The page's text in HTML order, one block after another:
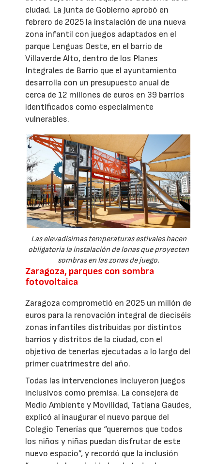
ciudad. La Junta de Gobierno aprobó en
febrero de 2025 la instalación de una nueva
zona infantil con juegos adaptados en el
parque Lenguas Oeste, en el barrio de
Villaverde Alto, dentro de los Planes
Integrales de Barrio que el ayuntamiento
desarrolla con un presupuesto anual de
cerca de 12 millones de euros en 39 barrios
identificados como especialmente
vulnerables.
Las elevadísimas temperaturas estivales hacen
obligatoria la instalación de lonas que proyecten
sombras en las zonas de juego.
Zaragoza, parques con sombra
fotovoltaica
Zaragoza comprometió en 2025 un millón de
euros para la renovación integral de dieciséis
zonas infantiles distribuidas por distintos
barrios y distritos de la ciudad, con el
objetivo de tenerlas ejecutadas a lo largo del
primer cuatrimestre del año.
Todas las intervenciones incluyeron juegos
inclusivos como premisa. La consejera de
Medio Ambiente y Movilidad, Tatiana Gaudes,
explicó al inaugurar el nuevo parque del
Colegio Tenerías que “queremos que todos
los niños y niñas puedan disfrutar de este
nuevo espacio”, y recordó que la inclusión